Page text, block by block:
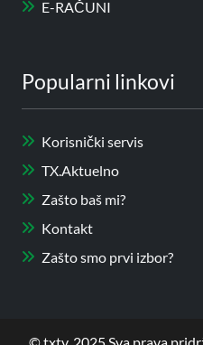
E-RAČUNI
Popularni linkovi
Korisnički servis
TX.Aktuelno
Zašto baš mi?
Kontakt
Zašto smo prvi izbor?
©txtv. 2025 Sva prava